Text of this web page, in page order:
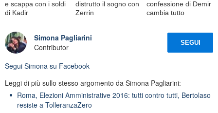
e scappa con i soldi
di Kadir
distrutto il sogno con
Zerrin
confessione di Demir
cambia tutto
Simona Pagliarini
Contributor
SEGUI
Segui Simona su Facebook
Leggi di più sullo stesso argomento da Simona Pagliarini:
Roma, Elezioni Amministrative 2016: tutti contro tutti, Bertolaso
resiste a TolleranzaZero